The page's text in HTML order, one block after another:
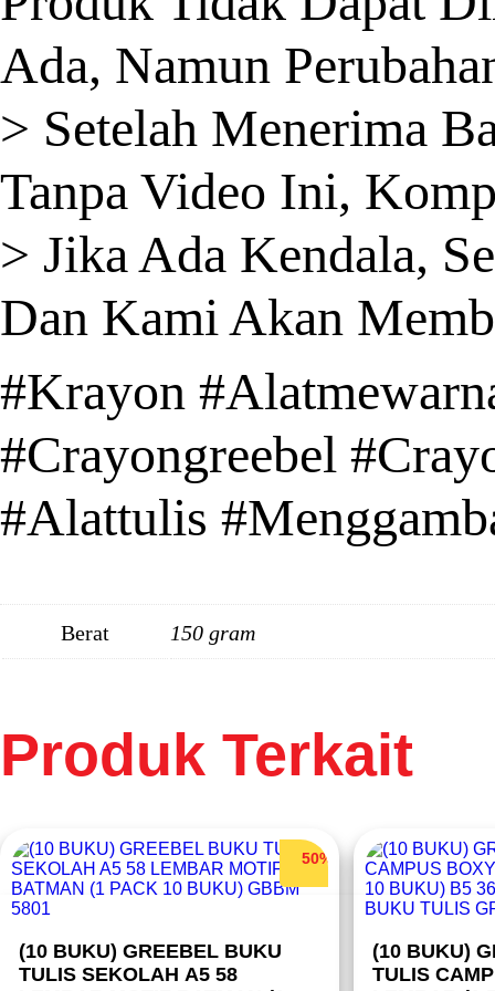
Ada, Namun
> Setelah Menerima
Tanpa Video Ini,
> Jika Ada Kendala,
Dan Kami Akan
#Krayon
#Crayongreebel
#Alattulis
Berat 150 gram
Produk Terkait
50%
(10 BUKU) GREEBEL BUKU
TULIS SEKOLAH A5 58
(10 BUKU)
TULIS